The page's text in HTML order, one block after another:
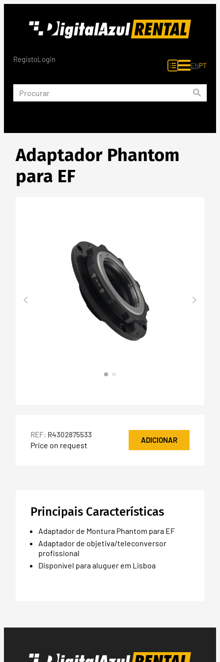
RegistoLogin
ENPT
Adaptador Phantom
para EF
REF: R4302875533
Price on request
ADICIONAR
Principais Características
Adaptador de Montura Phantom para EF
Adaptador de objetiva/teleconversor
profissional
Disponível para aluguer em Lisboa